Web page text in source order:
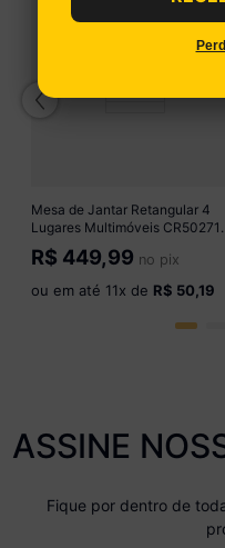
Mesa de Jantar Retangular 4
Lugares Multimóveis CR50271
Branco
R$ 449,99 no pix
ou em até 11x de R$ 50,19
ASSINE
Fique por dentro de